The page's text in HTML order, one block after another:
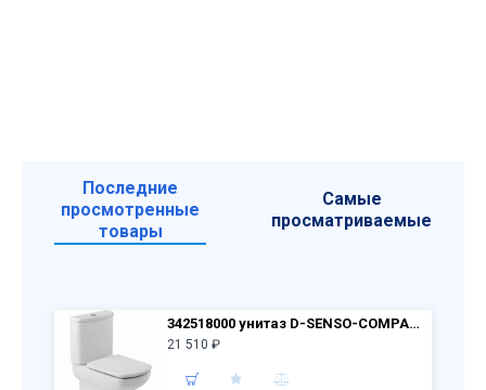
Последние
просмотренные
товары
Самые
просматриваемые
342518000 унитаз D-SENSO-COMPACT + бачок 34151B000+крышка ZRU9000040****
21 510 ₽